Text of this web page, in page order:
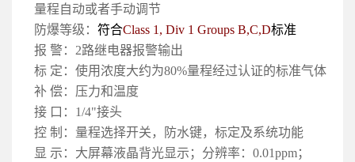
量程自动或者手动调节
防爆等级： 符合Class 1, Div 1 Groups B,C,D标准
报 警：2路继电器报警输出
标 定：使用浓度大约为80%量程经过认证的标准气体
补 偿：压力和温度
接 口：1/4"接头
控 制：量程选择开关，防水键，标定及系统功能
显 示：大屏幕液晶背光显示；分辨率：0.01ppm；